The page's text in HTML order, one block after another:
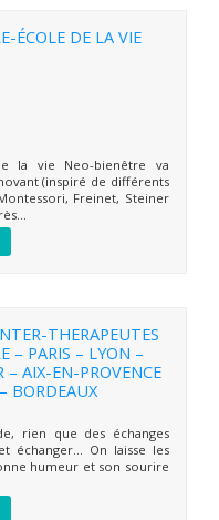
ÉCOLE DE LA VIE
la vie Neo-bienêtre va
(inspiré de différents
Freinet, Steiner
THERAPEUTES
– PARIS – LYON –
– AIX-EN-PROVENCE
BORDEAUX
rien que des échanges
échanger… On laisse les
humeur et son sourire